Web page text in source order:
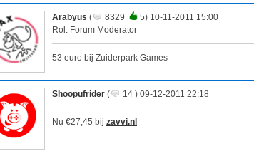
Arabyus ( 8329
5) 10-11-2011 15:00
Rol: Forum Moderator
53 euro bij Zuiderpark Games
Shoopufrider ( 14 ) 09-12-2011 22:18
Nu €27,45 bij zavvi.nl